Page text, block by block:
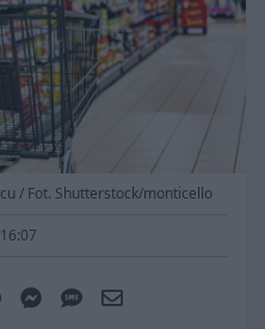
/ Fot. Shutterstock/monticello